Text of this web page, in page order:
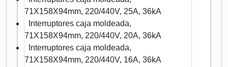
71X158X94mm, 220/440V, 25A, 36kA
Interruptores caja moldeada,
71X158X94mm, 220/440V, 20A, 36kA
Interruptores caja moldeada,
71X158X94mm, 220/440V, 16A, 36kA